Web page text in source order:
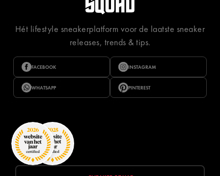
Hét lifestyle sneakerplatform voor de laatste sneaker
releases, trends & tips.
FACEBOOK INSTAGRAM
WHATSAPP PINTEREST